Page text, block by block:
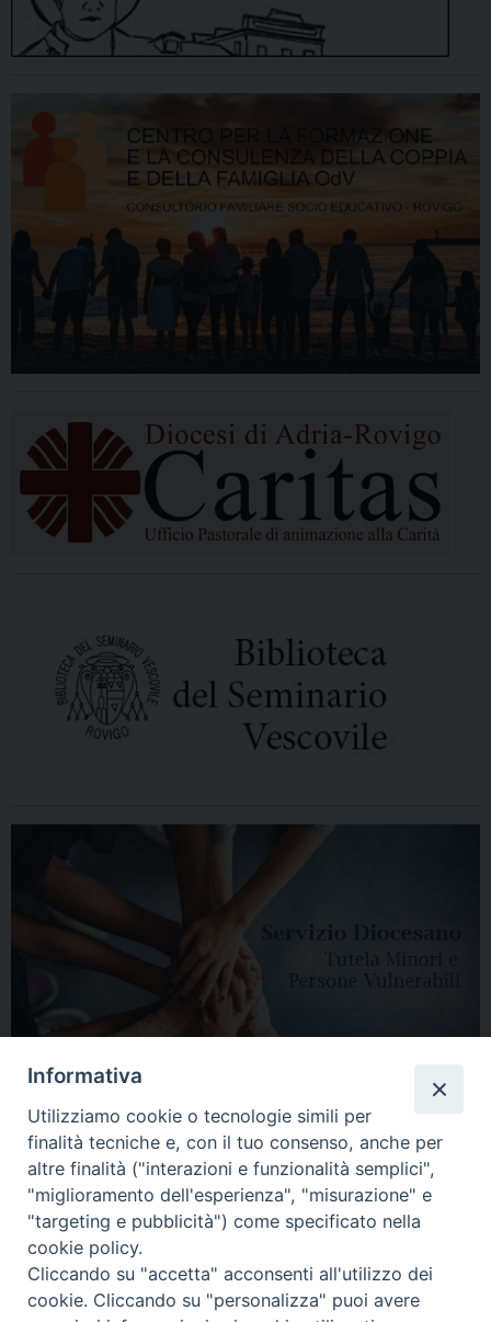
HOME DIOCESI VESCOVO CURIA VESCOVILE NEWS
APPUNTAMENTI CONTATTI SERVIZIO ANTENATI
Informativa
Utilizziamo cookie o tecnologie simili per
finalità tecniche e, con il tuo consenso, anche per
altre finalità ("interazioni e funzionalità semplici",
"miglioramento dell'esperienza", "misurazione" e
"targeting e pubblicità") come specificato nella
cookie policy.
Cliccando su "accetta" acconsenti all'utilizzo dei
cookie. Cliccando su "personalizza" puoi avere